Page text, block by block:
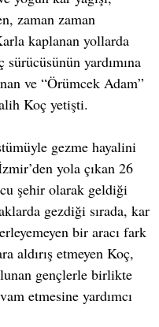
zaman zaman
kaplanan yollarda
yardımına
ve “Örümcek Adam”
Koç yetişti.
gezme hayalini
yola çıkan 26
şehir olarak geldiği
gezdiği sırada, kar
bir aracı fark
aldırış etmeyen Koç,
gençlerle birlikte
etmesine yardımcı